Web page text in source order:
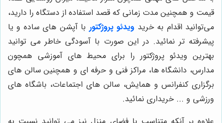
قیمت و همچنین مدت زمانی که قصد استفاده از دستگاه را دارید،
می‌توانید اقدام به خرید ویدئو پروژکتور با آپشن های ساده و یا
پیشرفته تر نمائید. در این صورت با آسودگی خاطر می توانید
بهترین ویدئو پروژکتور را برای محیط های آموزشی همچون
مدارس، دانشگاه ها، مراکز فنی و حرفه ای و همچنین سالن های
برگزاری کنفرانس و همایش، سالن های اجتماعات، باشگاه های
ورزشی و ... خریداری نمائید.